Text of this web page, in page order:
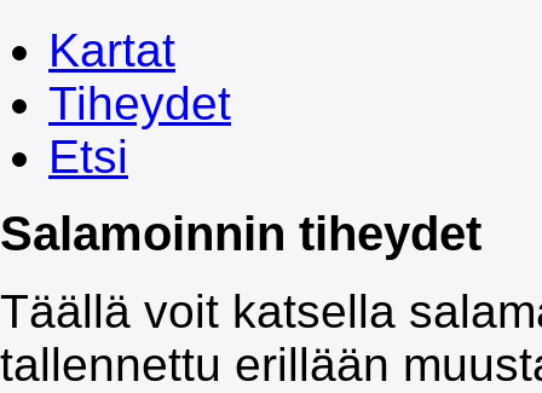
Kartat
Tiheydet
Etsi
Salamoinnin tiheydet
Täällä voit katsella
tallennettu erillään